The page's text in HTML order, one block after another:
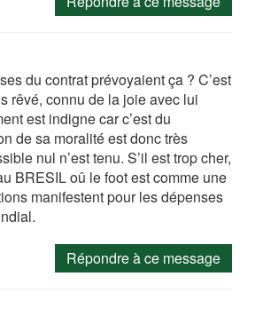
du contrat prévoyaient ça ? C’est
rêvé, connu de la joie avec lui
est indigne car c’est du
de sa moralité est donc très
nul n’est tenu. S’il est trop cher,
BRESIL oû le foot est comme une
manifestent pour les dépenses
Répondre à ce message